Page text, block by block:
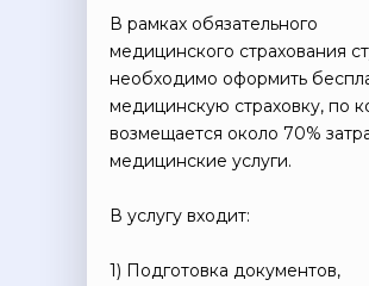
В рамках обязательного
медицинского страхования
необходимо оформить
медицинскую страховку, по
возмещается около 70%
медицинские услуги.
В услугу входит:
1) Подготовка документов,